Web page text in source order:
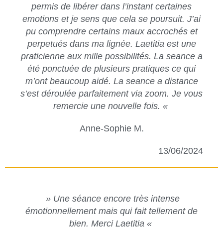
permis de libérer dans l’instant certaines
emotions et je sens que cela se poursuit. J’ai
pu comprendre certains maux accrochés et
perpetués dans ma lignée. Laetitia est une
praticienne aux mille possibilités. La seance a
été ponctuée de plusieurs pratiques ce qui
m’ont beaucoup aidé. La seance a distance
s’est déroulée parfaitement via zoom. Je vous
remercie une nouvelle fois. «
Anne-Sophie M.
13/06/2024
» Une séance encore très intense
émotionnellement mais qui fait tellement de
bien. Merci Laetitia «